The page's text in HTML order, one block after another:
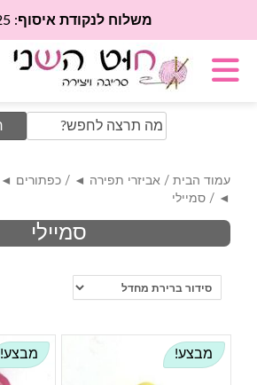
משלוח לנקודת איסוף: 25 ש"ח
Search
for:
עמוד הבית / אביזרי תפירה ◄ / כפתורים ◄
◄ / סמיילי
סמיילי
מבצע! מבצע!